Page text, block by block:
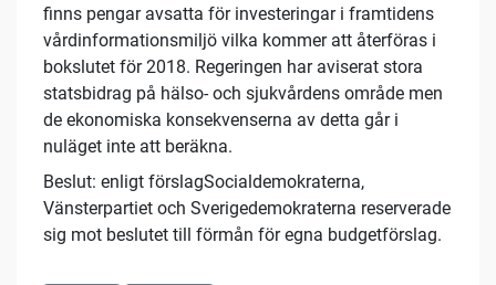
finns pengar avsatta för investeringar i framtidens
vårdinformationsmiljö vilka kommer att återföras i
bokslutet för 2018. Regeringen har aviserat stora
statsbidrag på hälso- och sjukvårdens område men
de ekonomiska konsekvenserna av detta går i
nuläget inte att beräkna.
Beslut: enligt förslagSocialdemokraterna,
Vänsterpartiet och Sverigedemokraterna reserverade
sig mot beslutet till förmån för egna budgetförslag.